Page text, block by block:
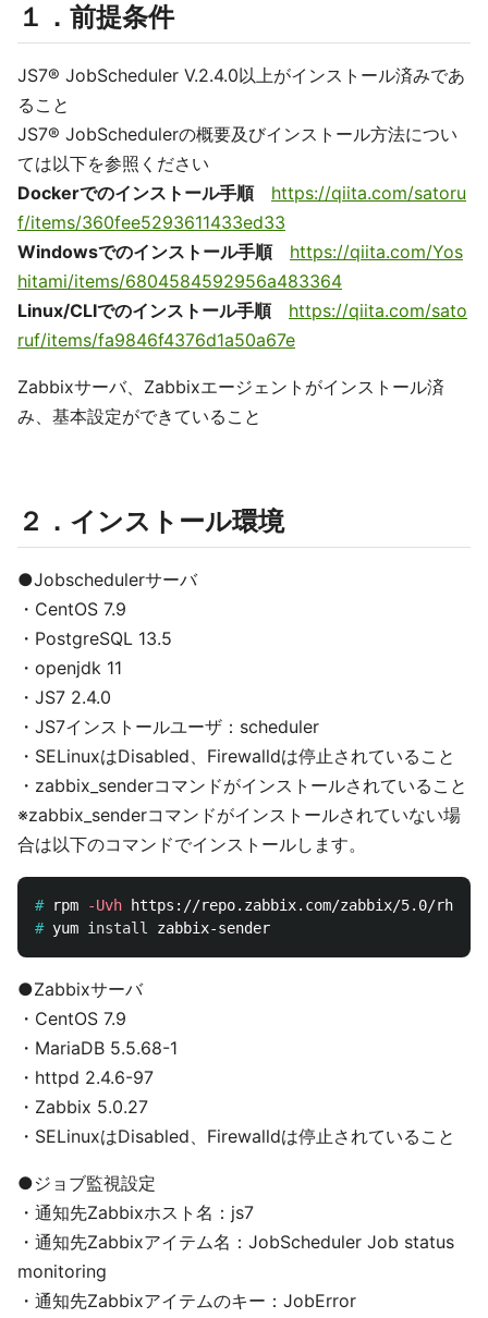
１．前提条件
JS7® JobScheduler V.2.4.0以上がインストール済みであ
ること
JS7® JobSchedulerの概要及びインストール方法につい
ては以下を参照ください
Dockerでのインストール手順
https://qiita.com/satoru
f/items/360fee5293611433ed33
Windowsでのインストール手順
https://qiita.com/Yos
hitami/items/6804584592956a483364
Linux/CLIでのインストール手順
https://qiita.com/sato
ruf/items/fa9846f4376d1a50a67e
Zabbixサーバ、Zabbixエージェントがインストール済
み、基本設定ができていること
２．インストール環境
●Jobschedulerサーバ
・CentOS 7.9
・PostgreSQL 13.5
・openjdk 11
・JS7 2.4.0
・JS7インストールユーザ：scheduler
・SELinuxはDisabled、Firewalldは停止されていること
・zabbix_senderコマンドがインストールされていること
※zabbix_senderコマンドがインストールされていない場
合は以下のコマンドでインストールします。
# rpm
-Uvh
# yum install
●Zabbixサーバ
・CentOS 7.9
・MariaDB 5.5.68-1
・httpd 2.4.6-97
・Zabbix 5.0.27
・SELinuxはDisabled、Firewalldは停止されていること
●ジョブ監視設定
・通知先Zabbixホスト名：js7
・通知先Zabbixアイテム名：JobScheduler Job status
monitoring
・通知先Zabbixアイテムのキー：JobError